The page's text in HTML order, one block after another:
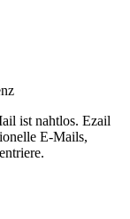
ist nahtlos. Ezail
E-Mails,